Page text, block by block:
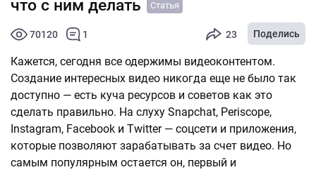
что с ним делать
Статья
70120 1 23 Поделись
Кажется, сегодня все одержимы видеоконтентом.
Создание интересных видео никогда еще не было так
доступно — есть куча ресурсов и советов как это
сделать правильно. На слуху Snapchat, Periscope,
Instagram, Facebook и Twitter — соцсети и приложения,
которые позволяют зарабатывать за счет видео. Но
самым популярным остается он, первый и